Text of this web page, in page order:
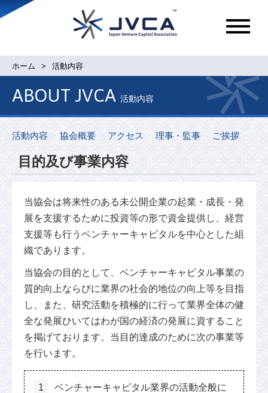
メ
ュ
ホーム 活動内容
ABOUT JVCA 活動内容
活動内容 協会概要 アクセス 理事・監事 ご挨拶
目的及び事業内容
当協会は将来性のある未公開企業の起業・成長・発
展を支援するために投資等の形で資金提供し、経営
支援等も行うベンチャーキャピタルを中心とした組
織であります。
当協会の目的として、ベンチャーキャピタル事業の
質的向上ならびに業界の社会的地位の向上等を目指
し、また、研究活動を積極的に行って業界全体の健
全な発展ひいてはわが国の経済の発展に資すること
を掲げております。当目的達成のために次の事業等
を行います。
ベンチャーキャピタル業界の活動全般に